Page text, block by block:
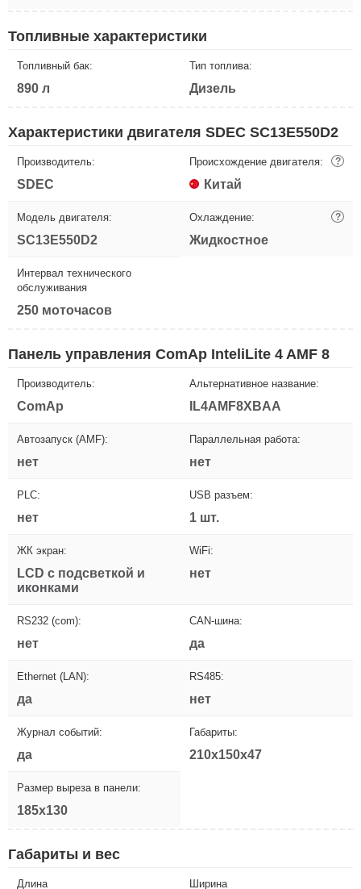
Топливные характеристики
Топливный бак:
890 л
Тип топлива:
Дизель
Характеристики двигателя SDEC SC13E550D2
Производитель:
SDEC
Происхождение двигателя: ?
Китай
Модель двигателя:
SC13E550D2
Охлаждение: ?
Жидкостное
Интервал технического
обслуживания
250 моточасов
Панель управления ComAp InteliLite 4 AMF 8
Производитель:
ComAp
Альтернативное название:
IL4AMF8XBAA
Автозапуск (AMF):
нет
Параллельная работа:
нет
PLC:
нет
USB разъем:
1 шт.
ЖК экран:
LCD с подсветкой и
иконками
WiFi:
нет
RS232 (com):
нет
CAN-шина:
да
Ethernet (LAN):
да
RS485:
нет
Журнал событий:
да
Габариты:
210x150x47
Размер выреза в панели:
185x130
Габариты и вес
Длина Ширина